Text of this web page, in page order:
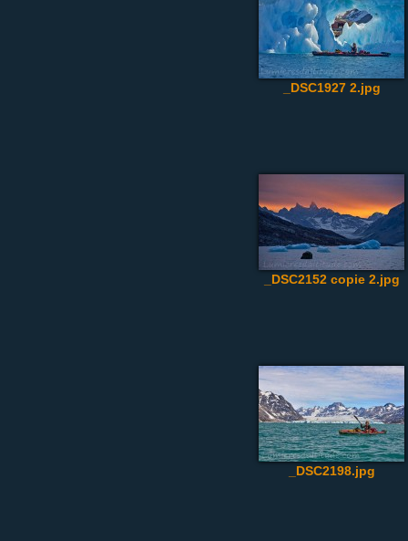
_DSC1927 2.jpg
_DSC2152 copie 2.jpg
_DSC2198.jpg